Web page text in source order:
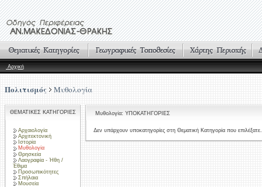
Αρχική
Πολιτισμός Μυθολογία
ΘΕΜΑΤΙΚΕΣ ΚΑΤΗΓΟΡΙΕΣ
Αρχαιολογία
Αρχιτεκτονική
Ιστορία
Μυθολογία
Θρησκεία
Λαογραφία - Ήθη /
Έθιμα
Προσωπικότητες
Σπήλαια
Μουσεία
Μυθολογία: ΥΠΟΚΑΤΗΓΟΡΙΕΣ
Δεν υπάρχουν υποκατηγορίες στη Θεματική Κατηγορία που επιλέξατε.